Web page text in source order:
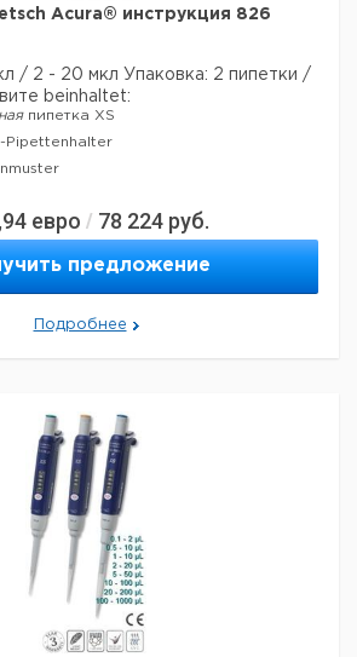
Acura® инструкция 826
/ 2 - 20 мкл Упаковка: 2 пипетки /
beinhaltet:
пипетка XS
Pipettenhalter
100 нл
2 мкл
евро / 78 224 руб.
предложение
Подробнее